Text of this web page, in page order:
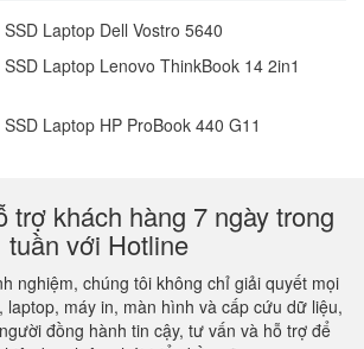
Laptop Dell Vostro 5640
Laptop Lenovo ThinkBook 14 2in1
Laptop HP ProBook 440 G11
trợ khách hàng 7 ngày trong
tuần với Hotline
nghiệm, chúng tôi không chỉ giải quyết mọi
laptop, máy in, màn hình và cấp cứu dữ liệu,
đồng hành tin cậy, tư vấn và hỗ trợ để